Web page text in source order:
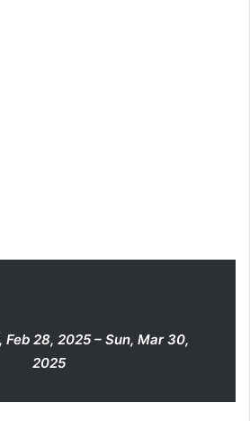
Feb 28, 2025 – Sun, Mar 30,
2025